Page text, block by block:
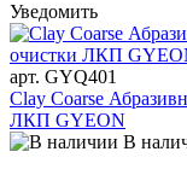
Уведомить
арт. GYQ401
Clay Coarse
ЛКП GYEON
В